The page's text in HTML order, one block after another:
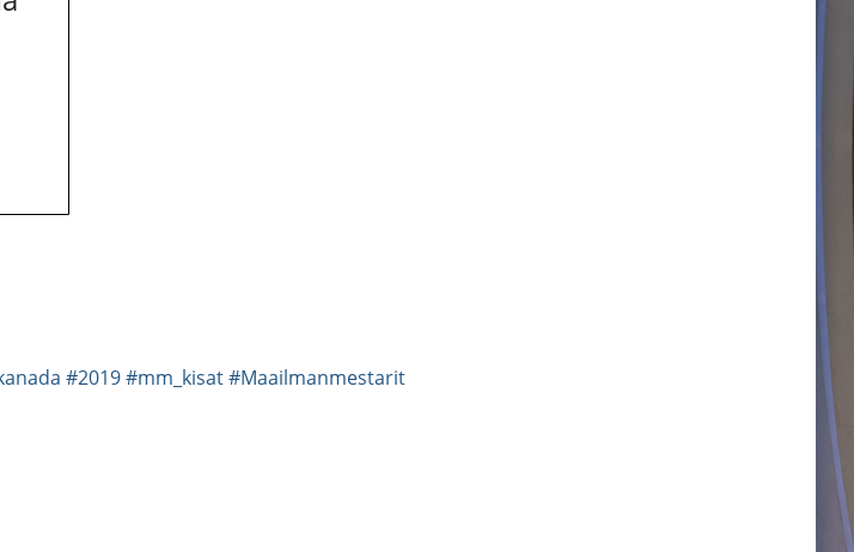
#2019#mm_kisat#Maailmanmestarit